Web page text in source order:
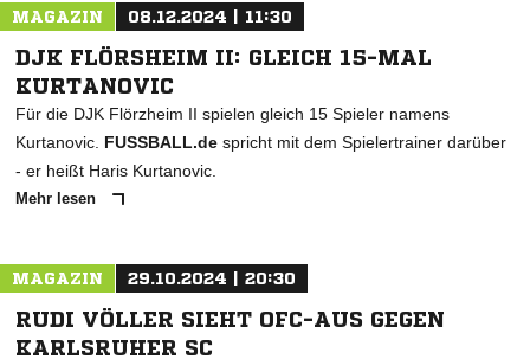
MAGAZIN 08.12.2024 | 11:30
DJK FLÖRSHEIM II: GLEICH 15-MAL
KURTANOVIC
Für die DJK Flörzheim II spielen gleich 15 Spieler namens
Kurtanovic. FUSSBALL.de spricht mit dem Spielertrainer darüber
- er heißt Haris Kurtanovic.
Mehr lesen
MAGAZIN 29.10.2024 | 20:30
RUDI VÖLLER SIEHT OFC-AUS GEGEN
KARLSRUHER SC